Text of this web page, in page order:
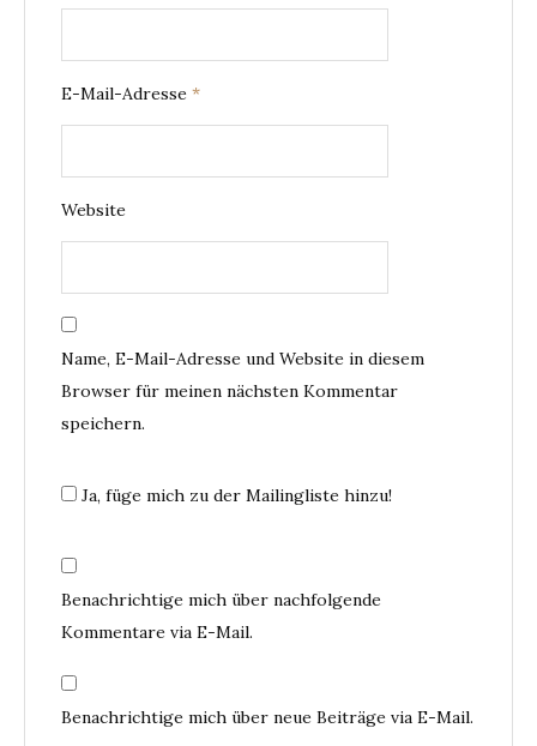
E-Mail-Adresse *
Website
Name, E-Mail-Adresse und Website in diesem
Browser für meinen nächsten Kommentar
speichern.
Ja, füge mich zu der Mailingliste hinzu!
Benachrichtige mich über nachfolgende
Kommentare via E-Mail.
Benachrichtige mich über neue Beiträge via E-Mail.